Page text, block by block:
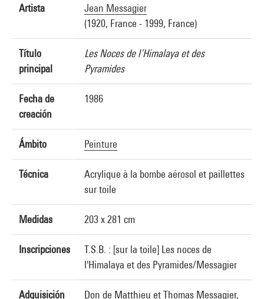
Artista
Jean Messagier
(1920, France - 1999, France)
Título
principal
Les Noces de l’Himalaya et des
Pyramides
Fecha de
creación
1986
Ámbito Peinture
Técnica
Acrylique à la bombe aérosol et paillettes
sur toile
Medidas 203 x 281 cm
Inscripciones
T.S.B. : [sur la toile] Les noces de
l'Himalaya et des Pyramides/Messagier
Adquisición Don de Matthieu et Thomas Messagier,